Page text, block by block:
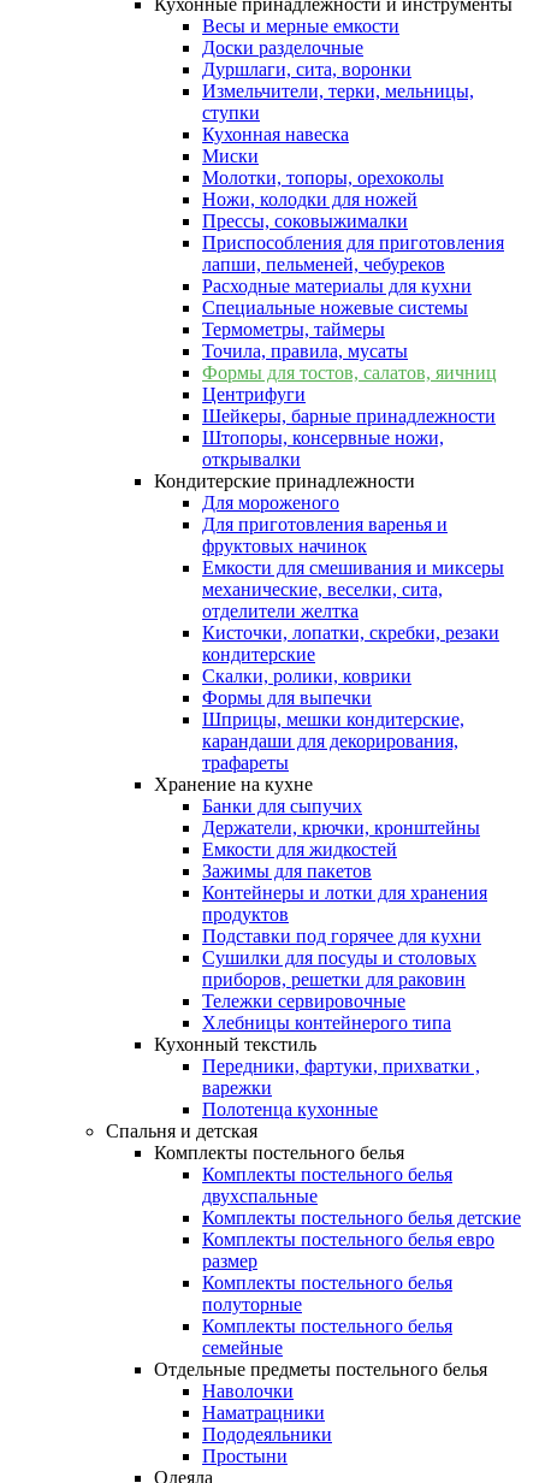
Кухонные принадлежности и инструменты
Весы и мерные емкости
Доски разделочные
Дуршлаги, сита, воронки
Измельчители, терки, мельницы,
ступки
Кухонная навеска
Миски
Молотки, топоры, орехоколы
Ножи, колодки для ножей
Прессы, соковыжималки
Приспособления для приготовления
лапши, пельменей, чебуреков
Расходные материалы для кухни
Специальные ножевые системы
Термометры, таймеры
Точила, правила, мусаты
Формы для тостов, салатов, яичниц
Центрифуги
Шейкеры, барные принадлежности
Штопоры, консервные ножи,
открывалки
Кондитерские принадлежности
Для мороженого
Для приготовления варенья и
фруктовых начинок
Емкости для смешивания и миксеры
механические, веселки, сита,
отделители желтка
Кисточки, лопатки, скребки, резаки
кондитерские
Скалки, ролики, коврики
Формы для выпечки
Шприцы, мешки кондитерские,
карандаши для декорирования,
трафареты
Хранение на кухне
Банки для сыпучих
Держатели, крючки, кронштейны
Емкости для жидкостей
Зажимы для пакетов
Контейнеры и лотки для хранения
продуктов
Подставки под горячее для кухни
Сушилки для посуды и столовых
приборов, решетки для раковин
Тележки сервировочные
Хлебницы контейнерого типа
Кухонный текстиль
Передники, фартуки, прихватки ,
варежки
Полотенца кухонные
Спальня и детская
Комплекты постельного белья
Комплекты постельного белья
двухспальные
Комплекты постельного белья детские
Комплекты постельного белья евро
размер
Комплекты постельного белья
полуторные
Комплекты постельного белья
семейные
Отдельные предметы постельного белья
Наволочки
Наматрацники
Пододеяльники
Простыни
Одеяла